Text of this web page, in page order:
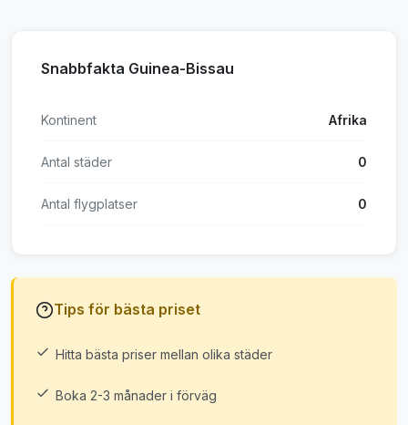
Snabbfakta Guinea-Bissau
Kontinent Afrika
Antal städer 0
Antal flygplatser 0
Tips för bästa priset
Hitta bästa priser mellan olika städer
Boka 2-3 månader i förväg